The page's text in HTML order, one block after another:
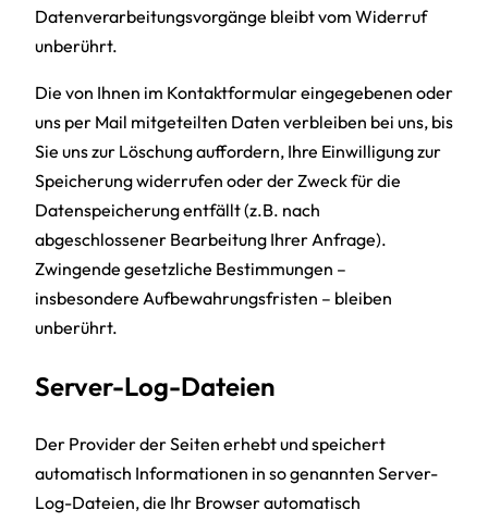
Datenverarbeitungsvorgänge bleibt vom Widerruf
unberührt.
Die von Ihnen im Kontaktformular eingegebenen oder
uns per Mail mitgeteilten Daten verbleiben bei uns, bis
Sie uns zur Löschung auffordern, Ihre Einwilligung zur
Speicherung widerrufen oder der Zweck für die
Datenspeicherung entfällt (z.B. nach
abgeschlossener Bearbeitung Ihrer Anfrage).
Zwingende gesetzliche Bestimmungen –
insbesondere Aufbewahrungsfristen – bleiben
unberührt.
Server-Log-Dateien
Der Provider der Seiten erhebt und speichert
automatisch Informationen in so genannten Server-
Log-Dateien, die Ihr Browser automatisch